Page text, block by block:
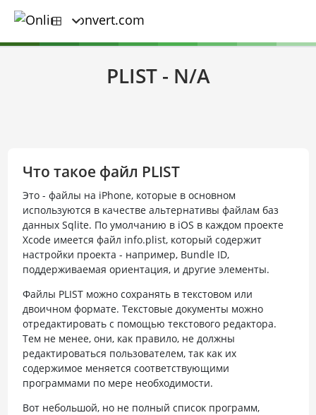
PLIST - N/A
Что такое файл PLIST
Это - файлы на iPhone, которые в основном
используются в качестве альтернативы файлам баз
данных Sqlite. По умолчанию в iOS в каждом проекте
Xcode имеется файл info.plist, который содержит
настройки проекта - например, Bundle ID,
поддерживаемая ориентация, и другие элементы.
Файлы PLIST можно сохранять в текстовом или
двоичном формате. Текстовые документы можно
отредактировать с помощью текстового редактора.
Тем не менее, они, как правило, не должны
редактироваться пользователем, так как их
содержимое меняется соответствующими
программами по мере необходимости.
Вот небольшой, но не полный список программ,